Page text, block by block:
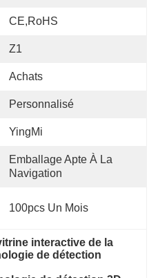
CE,RoHS
Z1
Achats
Personnalisé
YingMi
Emballage Apte À La
Navigation
100pcs Un Mois
interactive de la
de détection